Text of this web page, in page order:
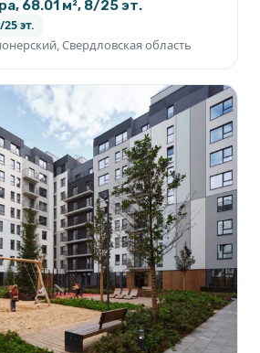
68.01 м², 8/25 эт.
25 эт.
Свердловская область